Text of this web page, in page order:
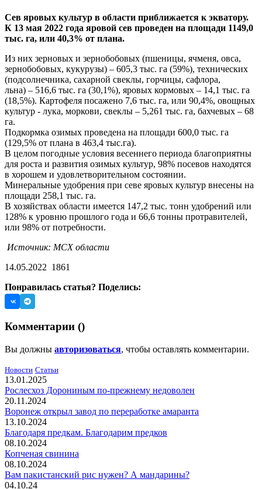
Сев яровых культур в области приближается к экватору.
К 13 мая 2022 года яровой сев проведен на площади 1149,0
тыс. га, или 40,3% от плана.
Из них зерновых и зернобобовых (пшеницы, ячменя, овса,
зернобобовых, кукурузы) – 605,3 тыс. га (59%), технических
(подсолнечника, сахарной свеклы, горчицы, сафлора,
льна) – 516,6 тыс. га (30,1%), яровых кормовых – 14,1 тыс. га
(18,5%). Картофеля посажено 7,6 тыс. га, или 90,4%, овощных
культур - лука, моркови, свеклы – 5,261 тыс. га, бахчевых – 68
га.
Подкормка озимых проведена на площади 600,0 тыс. га
(129,5% от плана в 463,4 тыс.га).
В целом погодные условия весеннего периода благоприятны
для роста и развития озимых культур, 98% посевов находятся
в хорошем и удовлетворительном состоянии.
Минеральные удобрения при севе яровых культур внесены на
площади 258,1 тыс. га.
В хозяйствах области имеется 147,2 тыс. тонн удобрений или
128% к уровню прошлого года и 66,6 тонны протравителей,
или 98% от потребности.
Источник: МСХ области
14.05.2022 1861
Понравилась статья? Поделись:
Комментарии ()
Вы должны авторизоваться, чтобы оставлять комментарии.
Новости Статьи
13.01.2025
Рослесхоз Дорониным по-прежнему недоволен
20.11.2024
Воронеж открыл завод по переработке амаранта
13.10.2024
Благодаря предкам. Благодарим предков
08.10.2024
Копченая свинина
08.10.2024
Вам пакистанский рис нужен? А мандарины?
04.10.24